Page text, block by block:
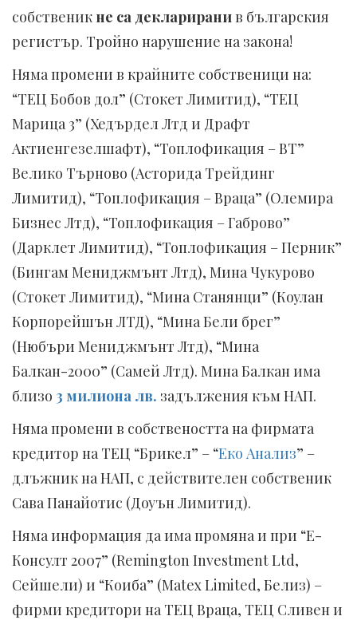
собственик не са деклариранив българския
регистър. Тройно нарушение на закона!
Няма промени в крайните собственици на:
“ТЕЦ Бобов дол” (Стокет Лимитид), “ТЕЦ
Марица 3” (Хедърдел Лтд и Драфт
Актиенгезелшафт), “Топлофикация – ВТ”
Велико Търново (Асторида Трейдинг
Лимитид), “Топлофикация – Враца” (Олемира
Бизнес Лтд), “Топлофикация – Габрово”
(Дарклет Лимитид), “Топлофикация – Перник”
(Бингам Мениджмънт Лтд), Мина Чукурово
(Стокет Лимитид), “Мина Станянци” (Коулан
Корпорейшън ЛТД), “Мина Бели брег”
(Нюбъри Мениджмънт Лтд), “Мина
Балкан-2000” (Самей Лтд). Мина Балкан има
близо 3 милиона лв. задължения към НАП.
Няма промени в собствеността на фирмата
кредитор на ТЕЦ “Брикел” – “Еко Анализ” –
длъжник на НАП, с действителен собственик
Сава Панайотис (Доуън Лимитид).
Няма информация да има промяна и при “Е-
Консулт 2007” (Remington Investment Ltd,
Сейшели) и “Коиба” (Matex Limited, Белиз) –
фирми кредитори на ТЕЦ Враца, ТЕЦ Сливен и